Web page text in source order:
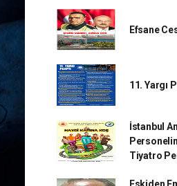
Efsane
11. Yargı
İstanbul
Tiyatro